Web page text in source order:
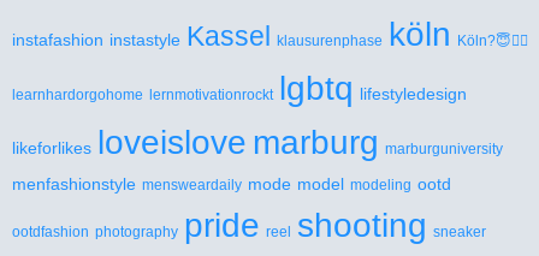
instafashion instastyle Kassel klausurenphase köln Köln?😇🏳️‍🌈
learnhardorgohome lernmotivationrockt lgbtq lifestyledesign
likeforlikes loveislove marburg marburguniversity
menfashionstyle mensweardaily mode model modeling ootd
ootdfashion photography pride reel shooting sneaker